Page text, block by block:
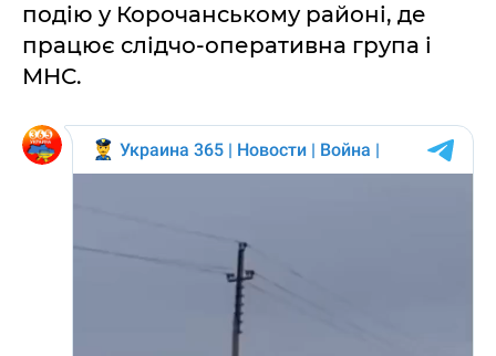
подію у Корочанському районі, де
працює слідчо-оперативна група і
МНС.